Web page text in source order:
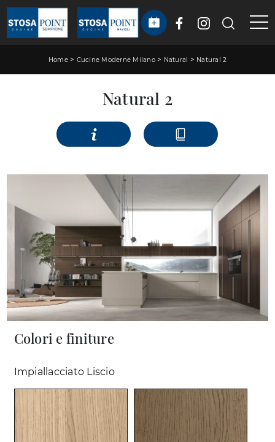
Home> Cucine Moderne Milano> Natural > Natural 2
Natural 2
Colori e finiture
Impiallacciato Liscio